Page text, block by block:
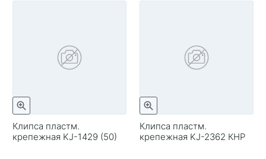
Клипса пластм.
крепежная KJ-1429 (50)
Клипса пластм.
крепежная KJ-2362 КНР